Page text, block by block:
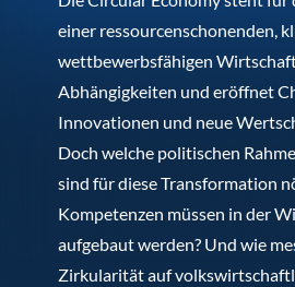
einer ressourcenschonenden,
wettbewerbsfähigen
Abhängigkeiten und eröffnet
Innovationen und neue
Doch welche politischen
sind für diese Transformation
Kompetenzen müssen in der
aufgebaut werden? Und wie
Zirkularität auf